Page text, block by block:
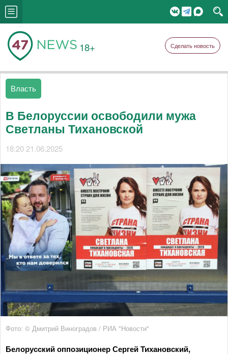
18+ Сделать новость
Власть
В Белоруссии освободили мужа
Светланы Тихановской
18:20 21.06.2025
Фото: © Дмитрий Виноградов / РИА "Новости"
Белорусский оппозиционер Сергей Тихановский,